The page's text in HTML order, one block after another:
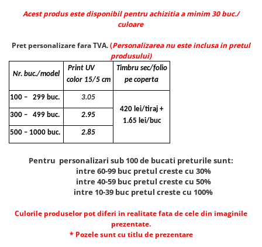
Ierbare scolare
pensule
Accesorii pictura
Ascutitori
Creioane
Creioane colorate
Creioane mecanice si rezerve
Cerneala si rezerva pentru stilou
Stilouri
Acest produs este disponibil pentru achizitia a minim 30 buc./
culoare
Pret personalizare fara TVA.(Personalizarea nu este inclusa in pretul
produsului)
Nr. buc./model
Print UV
color 15/5 cm
Timbru sec/folio
pe coperta
100 – 299 buc.
3.05
420 lei/tiraj +
1.65 lei/buc
300 – 499 buc. 2.95
500 – 1000 buc. 2.85
Pentru personalizari sub 100 de bucati preturile sunt:
intre 60-99 buc pretul creste cu 30%
intre 40-59 buc pretul creste cu 50%
intre 10-39 buc pretul creste cu 100%
Culorile produselor pot diferi in realitate fata de cele din imaginile
prezentate.
* Pozele sunt cu titlu de prezentare